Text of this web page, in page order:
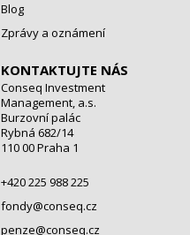
Blog
Zprávy a oznámení
KONTAKTUJTE NÁS
Conseq Investment
Management, a.s.
Burzovní palác
Rybná 682/14
110 00 Praha 1
+420 225 988 225
fondy@conseq.cz
penze@conseq.cz